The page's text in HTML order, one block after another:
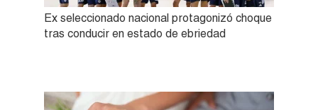
Ex seleccionado nacional protagonizó choque
tras conducir en estado de ebriedad